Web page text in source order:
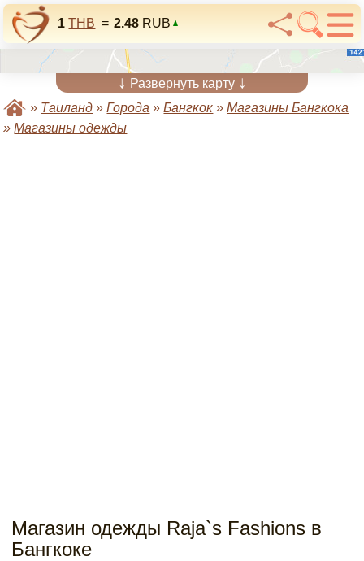
1 THB = 2.48 RUB
↓ Развернуть карту ↓
» Таиланд »Города »Бангкок »Магазины Бангкока
»Магазины одежды
Магазин одежды Raja`s Fashions в
Бангкоке